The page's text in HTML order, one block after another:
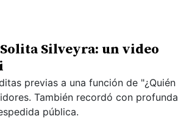
Silveyra: un video
previas a una función de "¿Quién
También recordó con profunda
pública.